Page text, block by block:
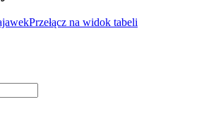
Przełącz na widok tabeli